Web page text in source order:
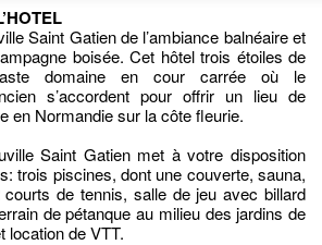
Saint Gatien de l’ambiance balnéaire et
boisée. Cet hôtel trois étoiles de
domaine en cour carrée où le
s’accordent pour offrir un lieu de
en Normandie sur la côte fleurie.
Saint Gatien met à votre disposition
trois piscines, dont une couverte, sauna,
de tennis, salle de jeu avec billard
de pétanque au milieu des jardins de
location de VTT.